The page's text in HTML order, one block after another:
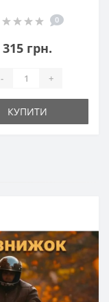
0
315 грн.
- +
КУПИТИ